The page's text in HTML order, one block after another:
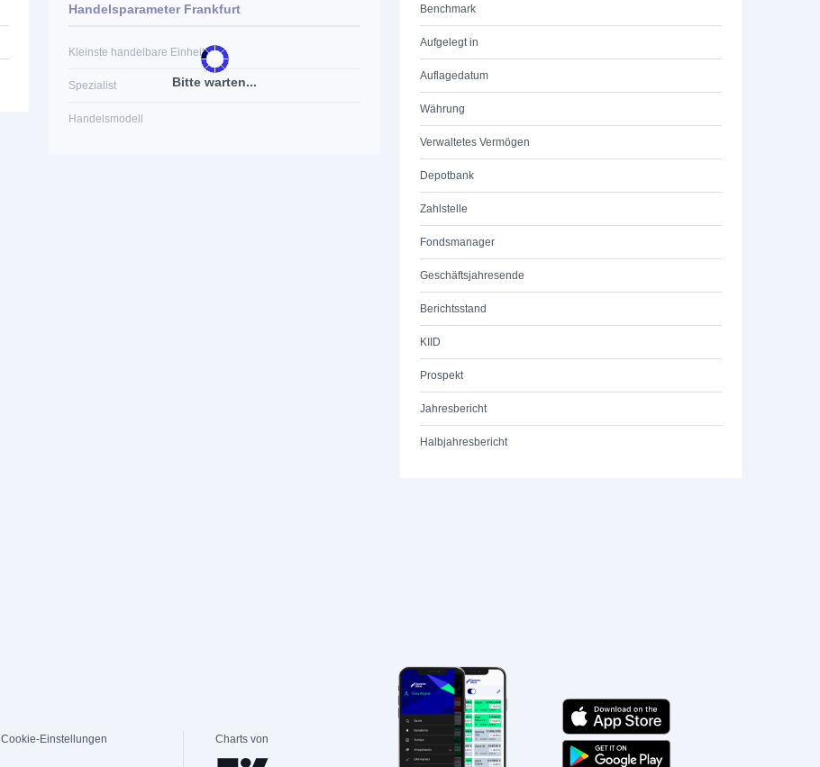
Bitte warten...
Handelsparameter Frankfurt
Kleinste handelbare Einheit
Spezialist
Handelsmodell
Benchmark
Aufgelegt in
Auflagedatum
Währung
Verwaltetes Vermögen
Depotbank
Zahlstelle
Fondsmanager
Geschäftsjahresende
Berichtsstand
KIID
Prospekt
Jahresbericht
Halbjahresbericht
Cookie-Einstellungen Charts von